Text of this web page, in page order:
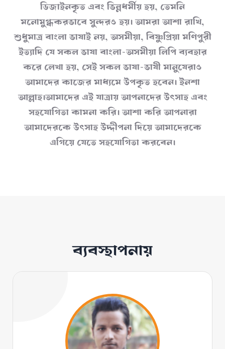
ডিজাইনকৃত এবং ভিন্নধর্মীয় হয়, তেমনি
মনোমুগ্ধকরভাবে সুন্দরও হয়। আমরা আশা রাখি,
শুধুমাত্র বাংলা ভাষাই নয়, অসমীয়া, বিষ্ণুপ্রিয়া মণিপুরী
ইত্যাদি যে সকল ভাষা বাংলা-অসমীয়া লিপি ব্যবহার
করে লেখা হয়, সেই সকল ভাষা-ভাষী মানুষেরাও
আমাদের কাজের মাধ্যমে উপকৃত হবেন। ইনশা
আল্লাহ।আমাদের এই যাত্রায় আপনাদের উৎসাহ এবং
সহযোগিতা কামনা করি। আশা করি আপনারা
আমাদেরকে উৎসাহ উদ্দীপনা দিয়ে আমাদেরকে
এগিয়ে যেতে সহযোগিতা করবেন।
ব্যবস্থাপনায়